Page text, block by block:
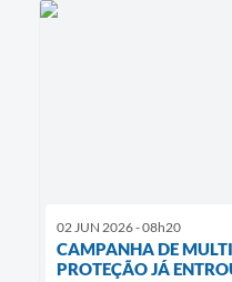
02 JUN 2026 - 08h20
CAMPANHA DE
PROTEÇÃO JÁ